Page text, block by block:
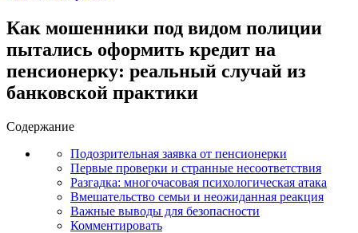
Как мошенники под видом полиции
пытались оформить кредит на
пенсионерку: реальный случай из
банковской практики
Содержание
Подозрительная заявка от пенсионерки
Первые проверки и странные несоответствия
Разгадка: многочасовая психологическая атака
Вмешательство семьи и неожиданная реакция
Важные выводы для безопасности
Комментировать